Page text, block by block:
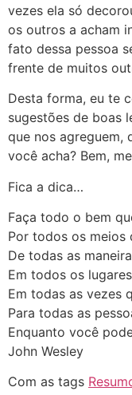
vezes ela só
os outros a acham
fato dessa pessoa
frente de muitos
Desta forma, eu te
sugestões de boas
que nos agreguem,
você acha? Bem,
Fica a dica…
Faça todo o bem
Por todos os meios
De todas as
Em todos os
Em todas as vezes
Para todas as
Enquanto você
John Wesley
Com as tags